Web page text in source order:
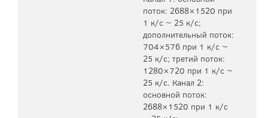
поток: 2688×1520 при
1 к/с ~ 25 к/с;
дополнительный поток:
704×576 при 1 к/с ~
25 к/с; третий поток:
1280×720 при 1 к/с ~
25 к/с. Канал 2:
основной поток:
2688×1520 при 1 к/с